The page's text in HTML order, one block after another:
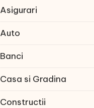
Asigurari
Auto
Banci
Casa si Gradina
Constructii